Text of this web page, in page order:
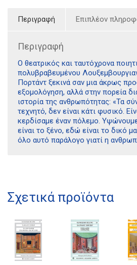
Περιγραφή Επιπλέον
Περιγραφή
Ο θεατρικός και ταυτόχρονα
πολυβραβευμένου
Πορτάντ ξεκινά σαν μια άκρως
εξομολόγηση, αλλά στην πορεία
ιστορία της ανθρωπότητας: «Τα
τεχνητό, δεν είναι κάτι φυσικό.
κερδίσαμε έναν πόλεμο.
είναι το ξένο, εδώ είναι το δικό
όλο αυτό παράλογο γιατί η
Σχετικά προϊόντα
Πολιτική προστασίας